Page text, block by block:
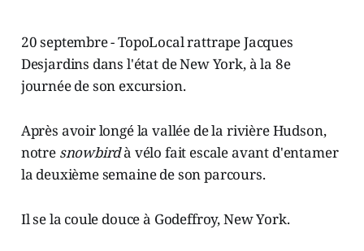
20 septembre - TopoLocal rattrape Jacques
Desjardins dans l'état de New York, à la 8e
journée de son excursion.
Après avoir longé la vallée de la rivière Hudson,
notre snowbirdà vélo fait escale avant d'entamer
la deuxième semaine de son parcours.
Il se la coule douce à Godeffroy, New York.